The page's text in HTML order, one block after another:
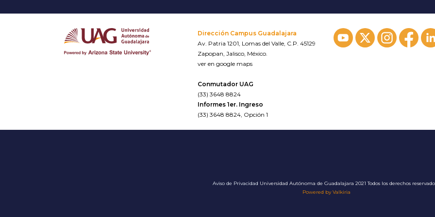
Dirección Campus Guadalajara
Av. Patria 1201, Lomas del Valle, C.P. 45129
Zapopan, Jalisco, México.
ver en google maps
Conmutador UAG
(33) 3648 8824
Informes 1er. Ingreso
(33) 3648 8824, Opción 1
Aviso de Privacidad Universidad Autónoma de Guadalajara 2021 Todos los derechos
Powered by Valkiria